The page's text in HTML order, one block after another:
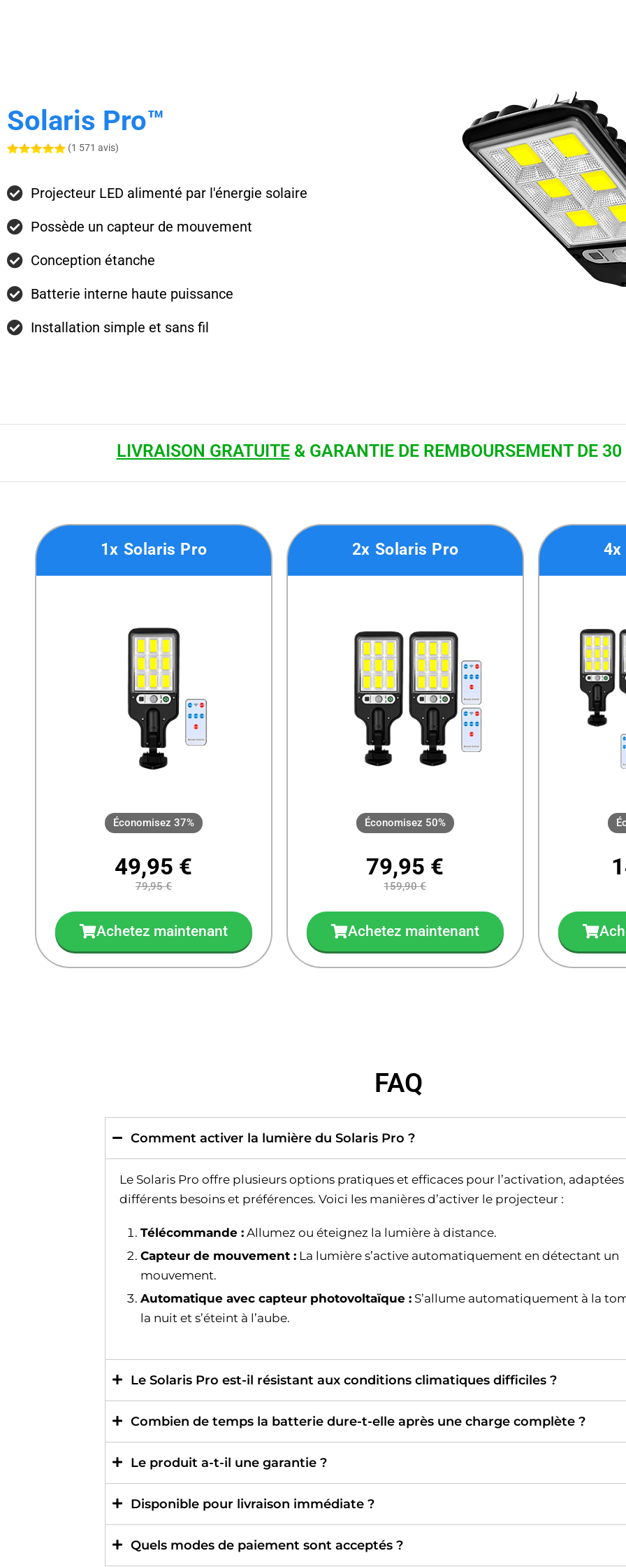
Solaris Pro™
(1 571 avis)
Projecteur LED alimenté par l'énergie solaire
Possède un capteur de mouvement
Conception étanche
Batterie interne haute puissance
Installation simple et sans fil
LIVRAISON GRATUITE& GARANTIE DE REMBOURSEMENT DE 30
1x Solaris Pro
Économisez 37%
49,95 €
79,95 €
Achetez maintenant
2x Solaris Pro
Économisez 50%
79,95 €
159,90 €
Achetez maintenant
4x
FAQ
Comment activer la lumière du Solaris Pro ?
Le Solaris Pro offre plusieurs options pratiques et efficaces pour l’activation, adaptées
différents besoins et préférences. Voici les manières d’activer le projecteur :
Télécommande : Allumez ou éteignez la lumière à distance.
Capteur de mouvement : La lumière s’active automatiquement en détectant un
mouvement.
Automatique avec capteur photovoltaïque : S’allume automatiquement à la
la nuit et s’éteint à l’aube.
Le Solaris Pro est-il résistant aux conditions climatiques difficiles ?
Combien de temps la batterie dure-t-elle après une charge complète ?
Le produit a-t-il une garantie ?
Disponible pour livraison immédiate ?
Quels modes de paiement sont acceptés ?